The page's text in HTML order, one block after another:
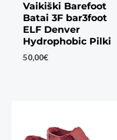
Vaikiški Barefoot
Batai 3F bar3foot
ELF Denver
Hydrophobic Pilki
50,00€